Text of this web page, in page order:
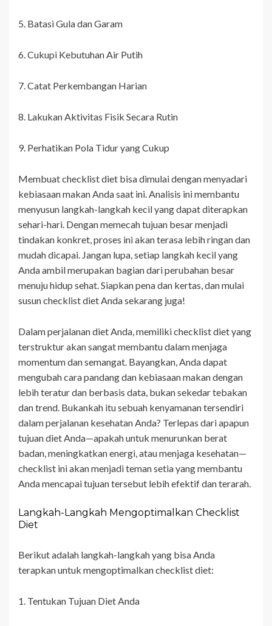
5. Batasi Gula dan Garam
6. Cukupi Kebutuhan Air Putih
7. Catat Perkembangan Harian
8. Lakukan Aktivitas Fisik Secara Rutin
9. Perhatikan Pola Tidur yang Cukup
Membuat checklist diet bisa dimulai dengan menyadari
kebiasaan makan Anda saat ini. Analisis ini membantu
menyusun langkah-langkah kecil yang dapat diterapkan
sehari-hari. Dengan memecah tujuan besar menjadi
tindakan konkret, proses ini akan terasa lebih ringan dan
mudah dicapai. Jangan lupa, setiap langkah kecil yang
Anda ambil merupakan bagian dari perubahan besar
menuju hidup sehat. Siapkan pena dan kertas, dan mulai
susun checklist diet Anda sekarang juga!
Dalam perjalanan diet Anda, memiliki checklist diet yang
terstruktur akan sangat membantu dalam menjaga
momentum dan semangat. Bayangkan, Anda dapat
mengubah cara pandang dan kebiasaan makan dengan
lebih teratur dan berbasis data, bukan sekedar tebakan
dan trend. Bukankah itu sebuah kenyamanan tersendiri
dalam perjalanan kesehatan Anda? Terlepas dari apapun
tujuan diet Anda—apakah untuk menurunkan berat
badan, meningkatkan energi, atau menjaga kesehatan—
checklist ini akan menjadi teman setia yang membantu
Anda mencapai tujuan tersebut lebih efektif dan terarah.
Langkah-Langkah Mengoptimalkan Checklist
Diet
Berikut adalah langkah-langkah yang bisa Anda
terapkan untuk mengoptimalkan checklist diet:
1. Tentukan Tujuan Diet Anda